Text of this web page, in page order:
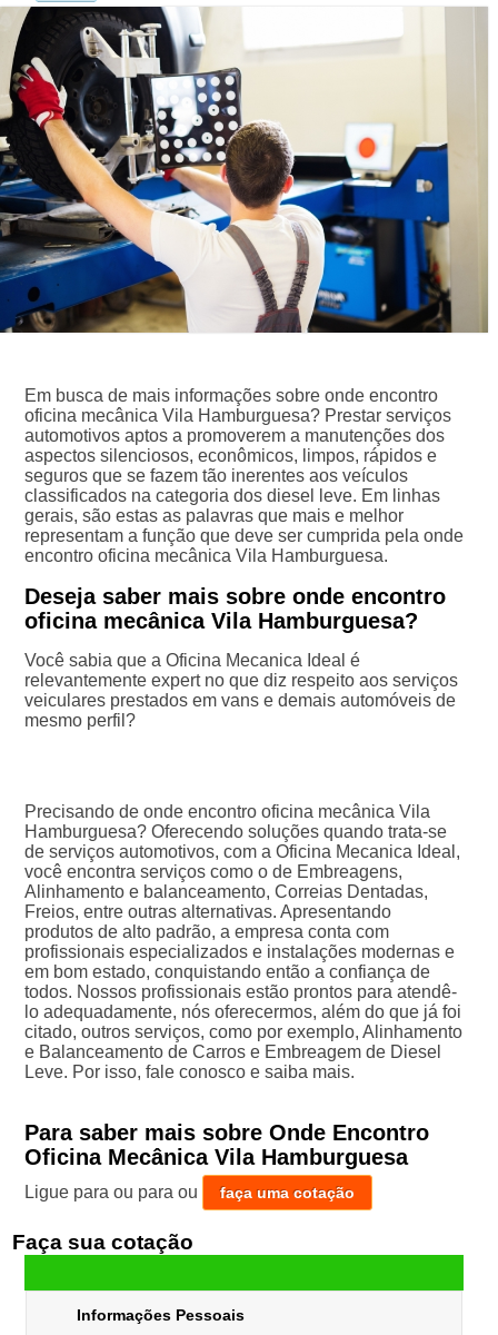
Em busca de mais informações sobre onde encontro
oficina mecânica Vila Hamburguesa? Prestar serviços
automotivos aptos a promoverem a manutenções dos
aspectos silenciosos, econômicos, limpos, rápidos e
seguros que se fazem tão inerentes aos veículos
classificados na categoria dos diesel leve. Em linhas
gerais, são estas as palavras que mais e melhor
representam a função que deve ser cumprida pela onde
encontro oficina mecânica Vila Hamburguesa.
Deseja saber mais sobre onde encontro
oficina mecânica Vila Hamburguesa?
Você sabia que a Oficina Mecanica Ideal é
relevantemente expert no que diz respeito aos serviços
veiculares prestados em vans e demais automóveis de
mesmo perfil?
Precisando de onde encontro oficina mecânica Vila
Hamburguesa? Oferecendo soluções quando trata-se
de serviços automotivos, com a Oficina Mecanica Ideal,
você encontra serviços como o de Embreagens,
Alinhamento e balanceamento, Correias Dentadas,
Freios, entre outras alternativas. Apresentando
produtos de alto padrão, a empresa conta com
profissionais especializados e instalações modernas e
em bom estado, conquistando então a confiança de
todos. Nossos profissionais estão prontos para atendê-
lo adequadamente, nós oferecermos, além do que já foi
citado, outros serviços, como por exemplo, Alinhamento
e Balanceamento de Carros e Embreagem de Diesel
Leve. Por isso, fale conosco e saiba mais.
Para saber mais sobre Onde Encontro
Oficina Mecânica Vila Hamburguesa
Ligue para ou para ou faça uma cotação
Faça sua cotação
Informações Pessoais